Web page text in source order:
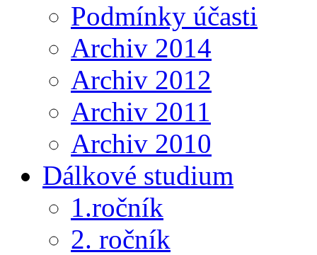
Podmínky účasti
Archiv 2014
Archiv 2012
Archiv 2011
Archiv 2010
Dálkové studium
1.ročník
2. ročník